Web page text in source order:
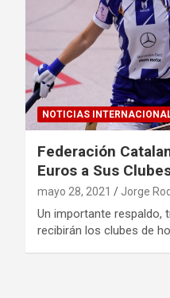
NOTICIAS
Federación
Euros a Sus
mayo 28, 2021 Jorge
Un importante respaldo,
recibirán los clubes de